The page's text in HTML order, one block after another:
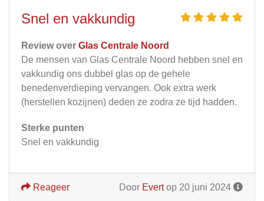
Snel en vakkundig
Review over Glas Centrale Noord
De mensen van Glas Centrale Noord hebben snel en
vakkundig ons dubbel glas op de gehele
benedenverdieping vervangen. Ook extra werk
(herstellen kozijnen) deden ze zodra ze tijd hadden.
Sterke punten
Snel en vakkundig
Door Evertop 20 juni 2024
Reageer